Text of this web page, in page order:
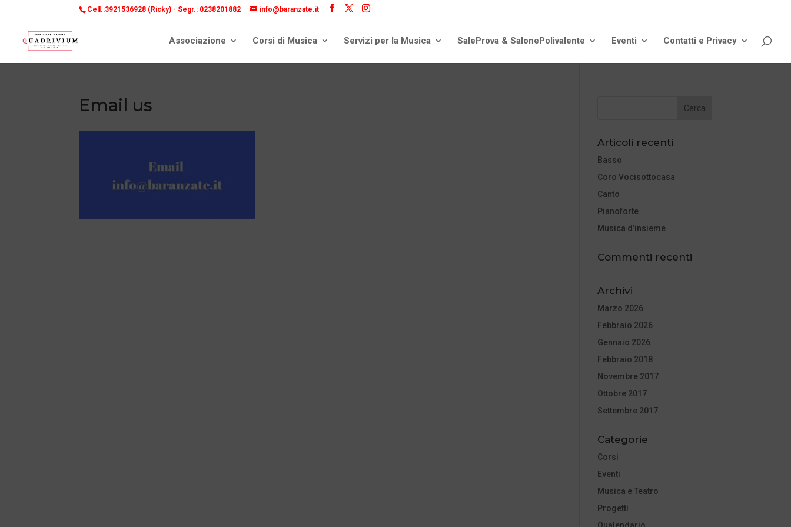
Cell.:3921536928 (Ricky) - Segr.: 0238201882 info@baranzate.it
Associazione Corsi di Musica Servizi per la Musica SaleProva & SalonePolivalente Eventi Contatti e Privacy
Email us
Articoli recenti
Basso
Coro Vocisottocasa
Canto
Pianoforte
Musica d’insieme
Commenti recenti
Archivi
Marzo 2026
Febbraio 2026
Gennaio 2026
Febbraio 2018
Novembre 2017
Ottobre 2017
Settembre 2017
Categorie
Corsi
Eventi
Musica e Teatro
Progetti